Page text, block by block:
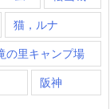
猫，ルナ
の里キャンプ場
阪神